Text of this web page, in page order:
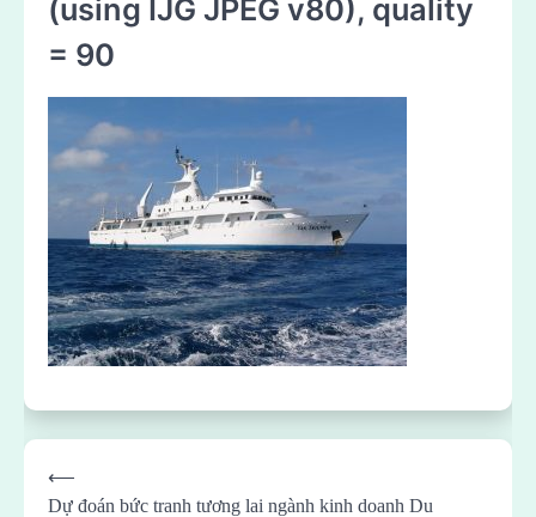
(using IJG JPEG v80), quality
= 90
Post
navigation
⟵
Dự đoán bức tranh tương lai ngành kinh doanh Du